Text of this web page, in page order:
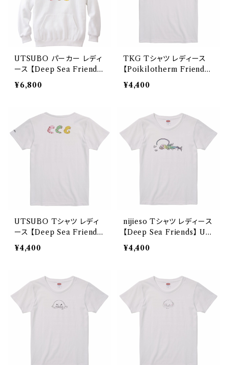
UTSUBO パーカー レディ
ース 【Deep Sea Friend
s】 Printstar 8.4oz フーデ
ッドライトパーカー
¥6,800
TKG Tシャツ レディース
【Poikilotherm Friends】
United Athle 5.6oz
¥4,400
UTSUBO Tシャツ レディ
ース 【Deep Sea Friend
s】 United Athle 5.6oz
¥4,400
nijieso Tシャツ レディース
【Deep Sea Friends】 Uni
ted Athle 5.6oz
¥4,400